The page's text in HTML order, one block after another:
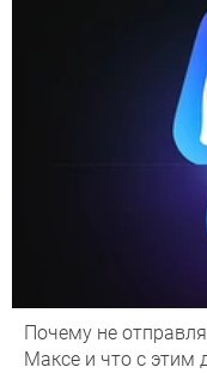
Почему не
Максе и что с этим